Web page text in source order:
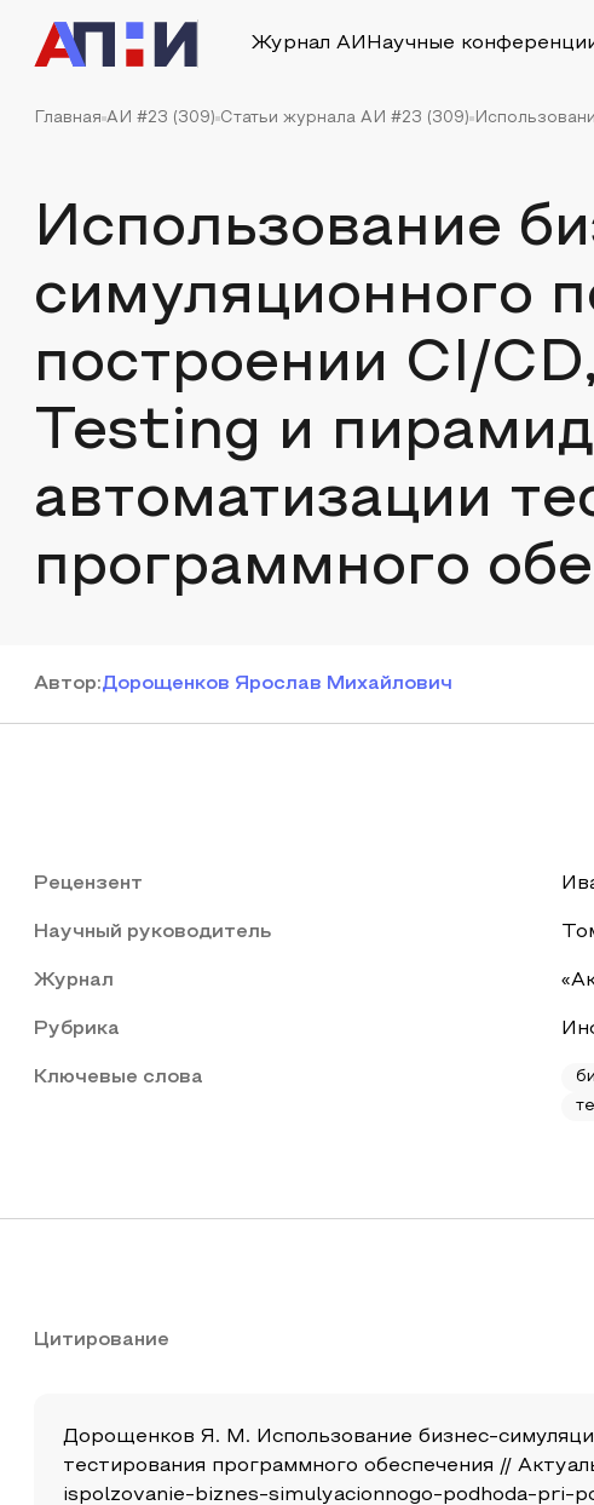
Журнал АИ Научные
Главная АИ #23 (309) Статьи журнала АИ #23 (309)
Использование
симуляционного
построении CI/
Testing и
автоматизации
программного
Автор:Дорощенков Ярослав Михайлович
Рецензент
Научный руководитель
Журнал
Рубрика
Ключевые слова
Цитирование
Дорощенков Я. М. Использование бизнес-
тестирования программного обеспечения //
ispolzovanie-biznes-simulyacionnogo-podhoda-